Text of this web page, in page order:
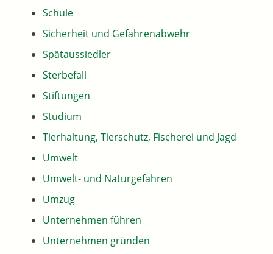
Schule
Sicherheit und Gefahrenabwehr
Spätaussiedler
Sterbefall
Stiftungen
Studium
Tierhaltung, Tierschutz, Fischerei und Jagd
Umwelt
Umwelt- und Naturgefahren
Umzug
Unternehmen führen
Unternehmen gründen